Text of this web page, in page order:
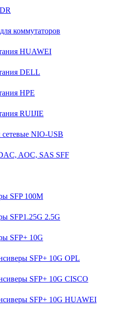
коммутаторов
HUAWEI
DELL
HPE
RUIJIE
NIO-USB
AOC, SAS SFF
SFP 100M
SFP1.25G 2.5G
SFP+ 10G
SFP+ 10G OPL
SFP+ 10G CISCO
SFP+ 10G HUAWEI